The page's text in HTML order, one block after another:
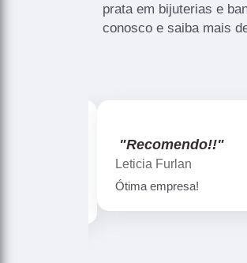
prata em bijuterias e
conosco e saiba mais
"Recomendo!!"
Gislaine zanini
Peças maravilhosa !